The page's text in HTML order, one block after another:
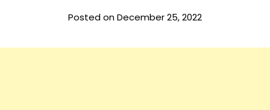
Posted on December 25, 2022